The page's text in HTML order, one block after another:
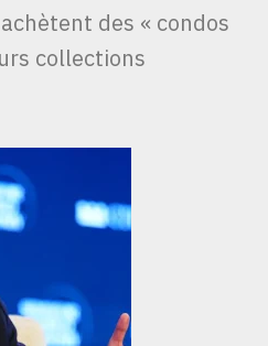
des « condos
collections